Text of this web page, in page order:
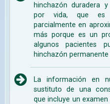
hinchazón duradera
por vida, que es
parcialmente en
más porque es un
algunos pacientes
hinchazón
La información en
sustituto de una
que incluye un